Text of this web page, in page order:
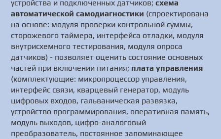
устройства и подключенных датчиков;схема
автоматической самодиагностики (спроектирована
на основе: модуля проверки контрольной суммы,
сторожевого таймера, интерфейса отладки, модуля
внутрисхемного тестирования, модуля опроса
датчиков) - позволяет оценить состояние основных
частей при включении питания; плата управления
(комплектующие: микропроцессор управления,
интерфейс связи, кварцевый генератор, модуль
цифровых входов, гальваническая развязка,
устройство программирования, оперативная память,
модуль выходов, цифро-аналоговый
преобразователь, постоянное запоминающее